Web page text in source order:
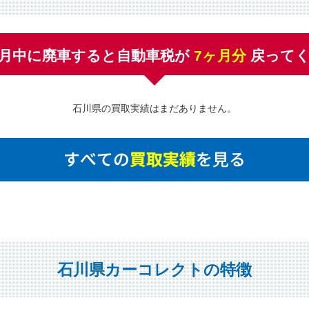
中に廃車すると自動車税が 7ヶ月分戻って
石川県の買取実績はまだありません。
石川県カーコレクトの特徴